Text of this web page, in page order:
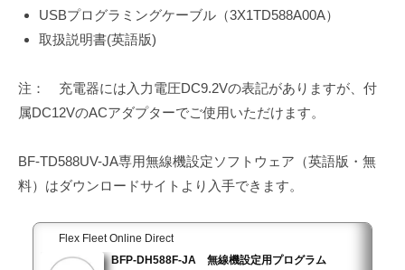
USBプログラミングケーブル（3X1TD588A00A）
取扱説明書(英語版)
注： 充電器には入力電圧DC9.2Vの表記がありますが、付
属DC12VのACアダプターでご使用いただけます。
BF-TD588UV-JA専用無線機設定ソフトウェア（英語版・無
料）はダウンロードサイトより入手できます。
Flex Fleet Online Direct
BFP-DH588F-JA 無線機設定用プログラム